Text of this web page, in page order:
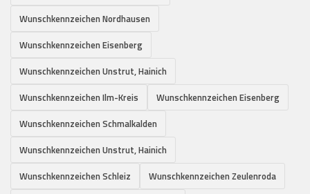
Wunschkennzeichen Nordhausen
Wunschkennzeichen Eisenberg
Wunschkennzeichen Unstrut, Hainich
Wunschkennzeichen Ilm-Kreis
Wunschkennzeichen Eisenberg
Wunschkennzeichen Schmalkalden
Wunschkennzeichen Unstrut, Hainich
Wunschkennzeichen Schleiz
Wunschkennzeichen Zeulenroda